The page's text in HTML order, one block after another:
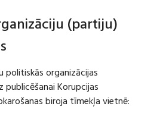
(partiju)
politiskās organizācijas
publicēšanai Korupcijas
biroja tīmekļa vietnē: